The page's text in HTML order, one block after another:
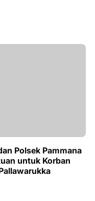
Polsek Pammana
untuk Korban